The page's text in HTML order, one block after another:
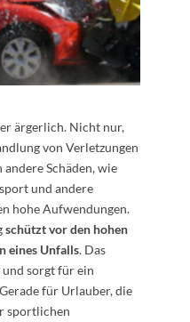
ärgerlich. Nicht nur,
von Verletzungen
Schäden, wie
und andere
hohe Aufwendungen.
schützt vor den hohen
eines Unfalls. Das
und sorgt für ein
für Urlauber, die
sportlichen